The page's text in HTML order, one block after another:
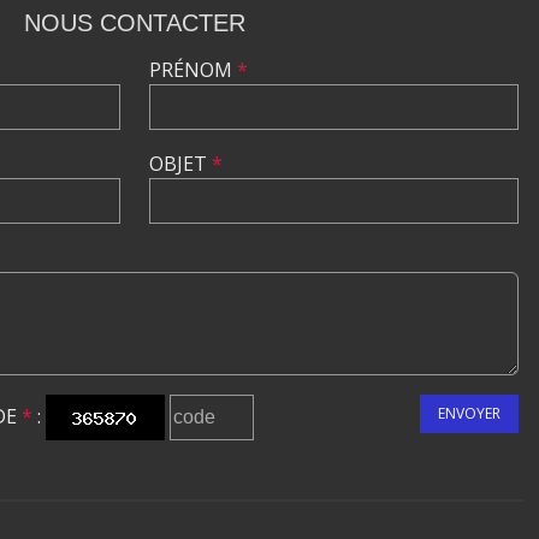
NOUS CONTACTER
PRÉNOM *
OBJET *
* : ENVOYER